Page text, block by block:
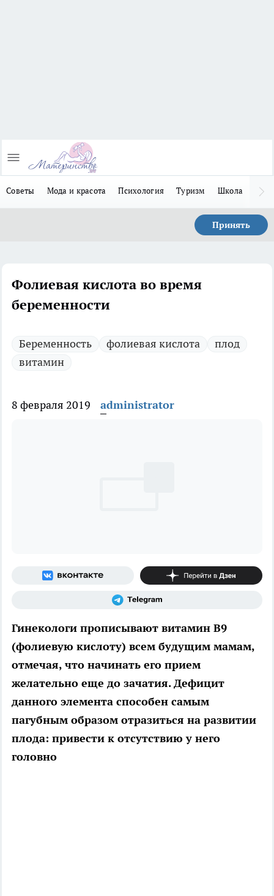
Советы Мода и красота Психология Туризм Школа
Принять
Фолиевая кислота во время
беременности
Беременность фолиевая кислота
плод
витамин
8 февраля 2019 administrator
Гинекологи прописывают витамин В9
(фолиевую кислоту) всем будущим мамам,
отмечая, что начинать его прием
желательно еще до зачатия. Дефицит
данного элемента способен самым
пагубным образом отразиться на развитии
плода: привести к отсутствию у него
головно